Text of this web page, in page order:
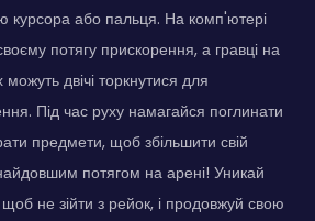
курсора або пальця. На комп'ютері
потягу прискорення, а гравці на
двічі торкнутися для
Під час руху намагайся поглинати
предмети, щоб збільшити свій
потягом на арені! Уникай
щоб не зійти з рейок, і продовжуй свою